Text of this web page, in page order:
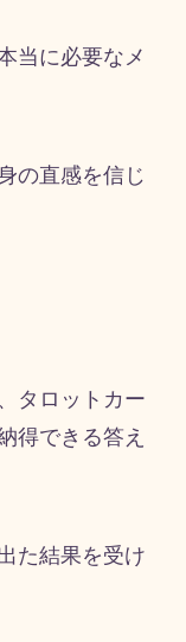
当に必要なメ
の直感を信じ
タロットカー
得できる答え
た結果を受け